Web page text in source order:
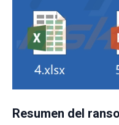
Resumen del